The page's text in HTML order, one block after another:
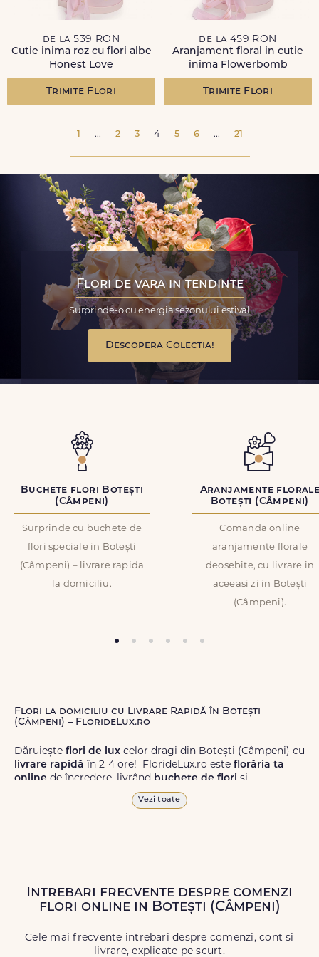
de la 539 RON
Cutie inima roz cu flori albe
Honest Love
Trimite Flori
de la 459 RON
Aranjament floral in cutie
inima Flowerbomb
Trimite Flori
1 ... 2 3 4 5 6 ... 21
Flori de vara in tendinte
Surprinde-o cu energia sezonului estival
Descopera Colectia!
Buchete flori Botești
(Câmpeni)
Surprinde cu buchete de
flori speciale in Botești
(Câmpeni) – livrare rapida
la domiciliu.
Aranjamente
Botești (Câmpeni)
Comanda online
aranjamente florale
deosebite, cu livrare in
aceeasi zi in Botești
(Câmpeni).
Flori la domiciliu cu Livrare Rapidă în Botești
(Câmpeni) – FlorideLux.ro
Dăruiește flori de lux celor dragi din Botești (Câmpeni) cu
livrare rapidă în 2-4 ore! FlorideLux.ro este florăria ta
online de încredere, livrând buchete de flori și
de calitate superioară în Botești
(Câmpeni) și în toată România.
Livrăm buchete de flori chiar și înweekend, pentru ca tu
Vezi toate
Intrebari frecvente despre comenzi
flori online in Botești (Câmpeni)
Cele mai frecvente intrebari despre comenzi, cont si
livrare, explicate pe scurt.